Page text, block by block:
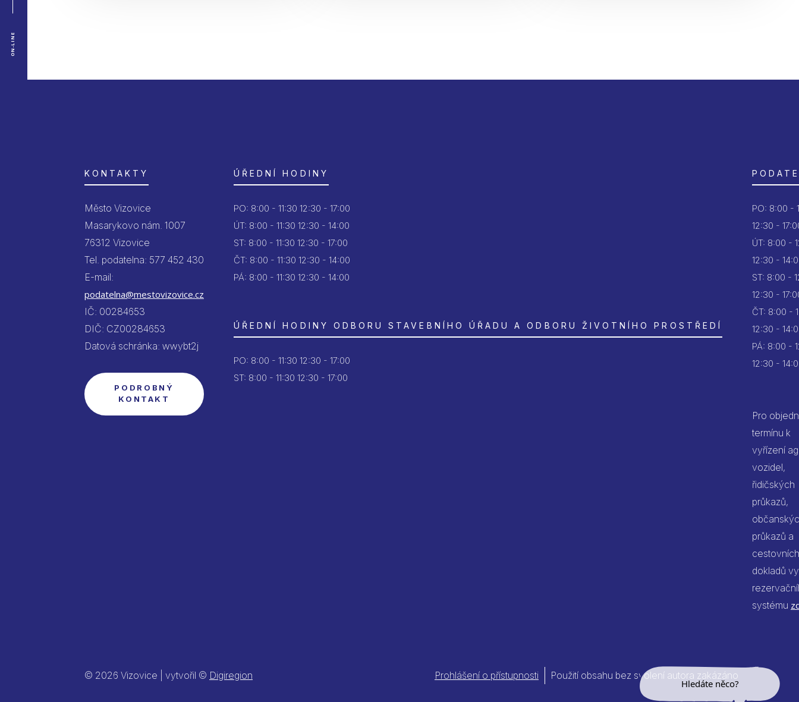
ON-LINE
KONTAKTY
Město Vizovice
Masarykovo nám. 1007
76312 Vizovice
Tel. podatelna: 577 452 430
E-mail:
podatelna@mestovizovice.cz
IČ: 00284653
DIČ: CZ00284653
Datová schránka: wwybt2j
PODROBNÝ
KONTAKT
ÚŘEDNÍ HODINY
PO: 8:00 - 11:30 12:30 - 17:00
ÚT: 8:00 - 11:30 12:30 - 14:00
ST: 8:00 - 11:30 12:30 - 17:00
ČT: 8:00 - 11:30 12:30 - 14:00
PÁ: 8:00 - 11:30 12:30 - 14:00
ÚŘEDNÍ HODINY ODBORU STAVEBNÍHO ÚŘADU A ODBORU ŽIVOTNÍHO PROSTŘEDÍ
PO: 8:00 - 11:30 12:30 - 17:00
ST: 8:00 - 11:30 12:30 - 17:00
PO: 8:00 -
12:30 -
ÚT: 8:00 -
12:30 -
ST: 8:00 -
12:30 -
ČT: 8:00 -
12:30 -
PÁ: 8:00 -
12:30 -
Pro
termínu k
vyřízení
vozidel,
řidičských
průkazů,
průkazů a
cestovních
dokladů
systému
© 2026 Vizovice | vytvořil © Digiregion Prohlášení o přístupnosti Použití obsahu bez svolení autora zakázáno
Jsem umělá inteligence a
tenhle web znám nazpaměť.